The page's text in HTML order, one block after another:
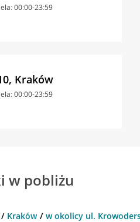
00:00-23:59
Kraków
00:00-23:59
w pobliżu
Kraków w okolicy ul.